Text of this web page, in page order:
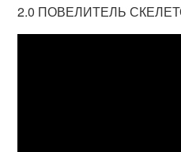
2.0 ПОВЕЛИТЕЛЬ